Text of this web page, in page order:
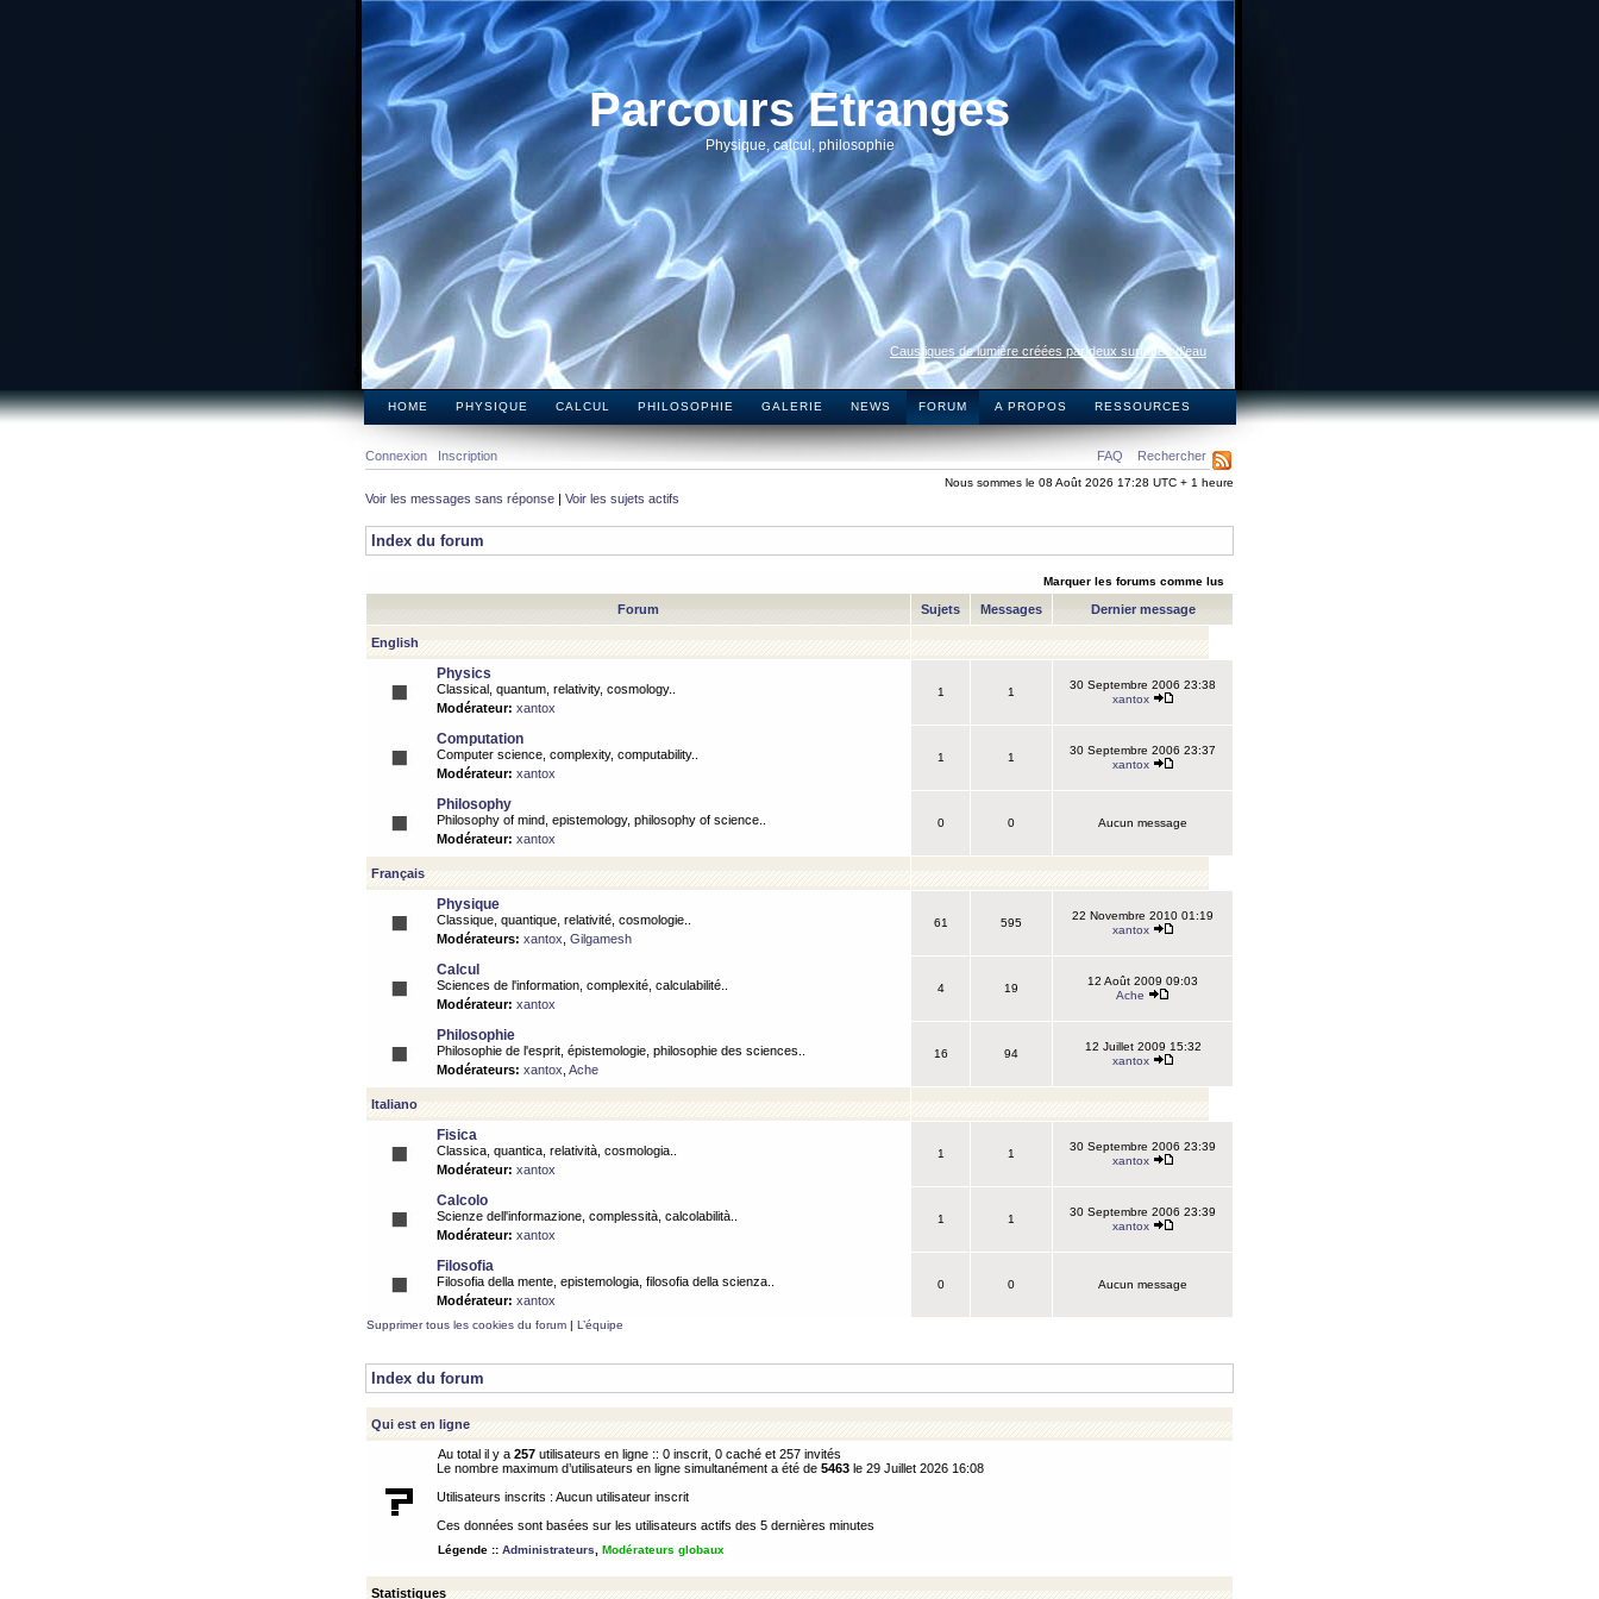
Parcours Etranges
Physique, calcul, philosophie
Caustiques de lumière créées par deux surfaces d’eau
HOME PHYSIQUE CALCUL PHILOSOPHIE GALERIE NEWS FORUM A PROPOS RESSOURCES
FAQ Rechercher
Connexion Inscription
Nous sommes le 08 Août 2026 17:28 UTC + 1 heure
Voir les messages sans réponse | Voir les sujets actifs
Index du forum
Marquer les forums comme lus
Forum Sujets Messages Dernier message
English
Physics
Classical, quantum, relativity, cosmology..
Modérateur: xantox
1 1
30 Septembre 2006 23:38
xantox
Computation
Computer science, complexity, computability..
Modérateur: xantox
1 1
30 Septembre 2006 23:37
xantox
Philosophy
Philosophy of mind, epistemology, philosophy of science..
Modérateur: xantox
0 0 Aucun message
Français
Physique
Classique, quantique, relativité, cosmologie..
Modérateurs: xantox Gilgamesh
61 595
22 Novembre 2010 01:19
xantox
Calcul
Sciences de l'information, complexité, calculabilité..
Modérateur: xantox
4 19
12 Août 2009 09:03
Ache
Philosophie
Philosophie de l'esprit, épistemologie, philosophie des sciences..
Modérateurs: xantox Ache
16 94
12 Juillet 2009 15:32
xantox
Italiano
Fisica
Classica, quantica, relatività, cosmologia..
Modérateur: xantox
1 1
30 Septembre 2006 23:39
xantox
Calcolo
Scienze dell'informazione, complessità, calcolabilità..
Modérateur: xantox
1 1
30 Septembre 2006 23:39
xantox
Filosofia
Filosofia della mente, epistemologia, filosofia della scienza..
Modérateur: xantox
0 0 Aucun message
Supprimer tous les cookies du forum | L’équipe
Index du forum
Qui est en ligne
Au total il y a 257 utilisateurs en ligne :: 0 inscrit, 0 caché et 257 invités
Le nombre maximum d’utilisateurs en ligne simultanément a été de 5463 le 29 Juillet 2026 16:08
Utilisateurs inscrits : Aucun utilisateur inscrit
Ces données sont basées sur les utilisateurs actifs des 5 dernières minutes
Légende :: Administrateurs Modérateurs globaux
Statistiques